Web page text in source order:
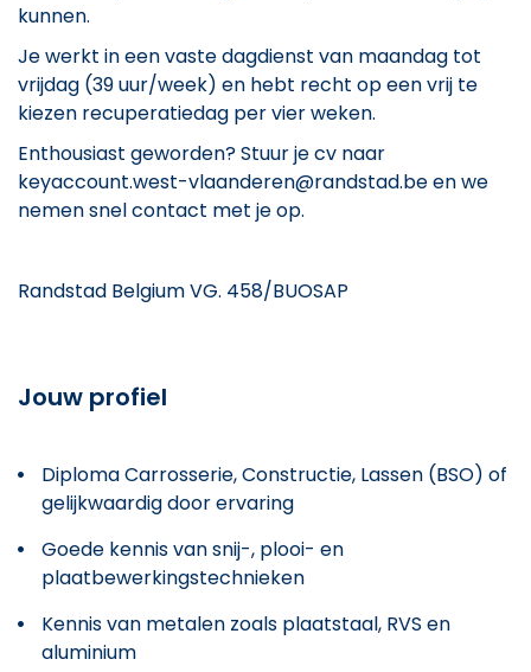
kunnen.
Je werkt in een vaste dagdienst van maandag tot
vrijdag (39 uur/week) en hebt recht op een vrij te
kiezen recuperatiedag per vier weken.
Enthousiast geworden? Stuur je cv naar
keyaccount.west-vlaanderen@randstad.be en we
nemen snel contact met je op.
Randstad Belgium VG. 458/BUOSAP
Jouw profiel
Diploma Carrosserie, Constructie, Lassen (BSO) of
gelijkwaardig door ervaring
Goede kennis van snij-, plooi- en
plaatbewerkingstechnieken
Kennis van metalen zoals plaatstaal, RVS en
aluminium